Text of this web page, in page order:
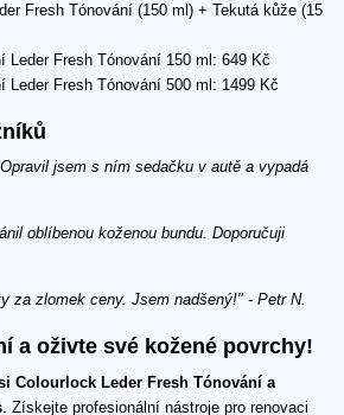
Fresh Tónování (150 ml) + Tekutá kůže (15
Leder Fresh Tónování 150 ml: 649 Kč
Leder Fresh Tónování 500 ml: 1499 Kč
jsem s ním sedačku v autě a vypadá
oblíbenou koženou bundu. Doporučuji
za zlomek ceny. Jsem nadšený!" - Petr N.
a oživte své kožené povrchy!
Colourlock Leder Fresh Tónování a
. Získejte profesionální nástroje pro renovaci